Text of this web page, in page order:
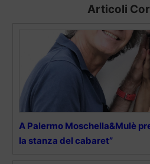
Articoli
A Palermo Moschella&Mulè
la stanza del cabaret”